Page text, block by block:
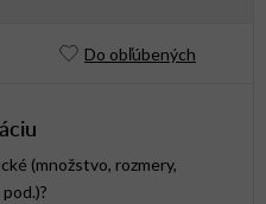
Do obľúbených
(množstvo, rozmery,